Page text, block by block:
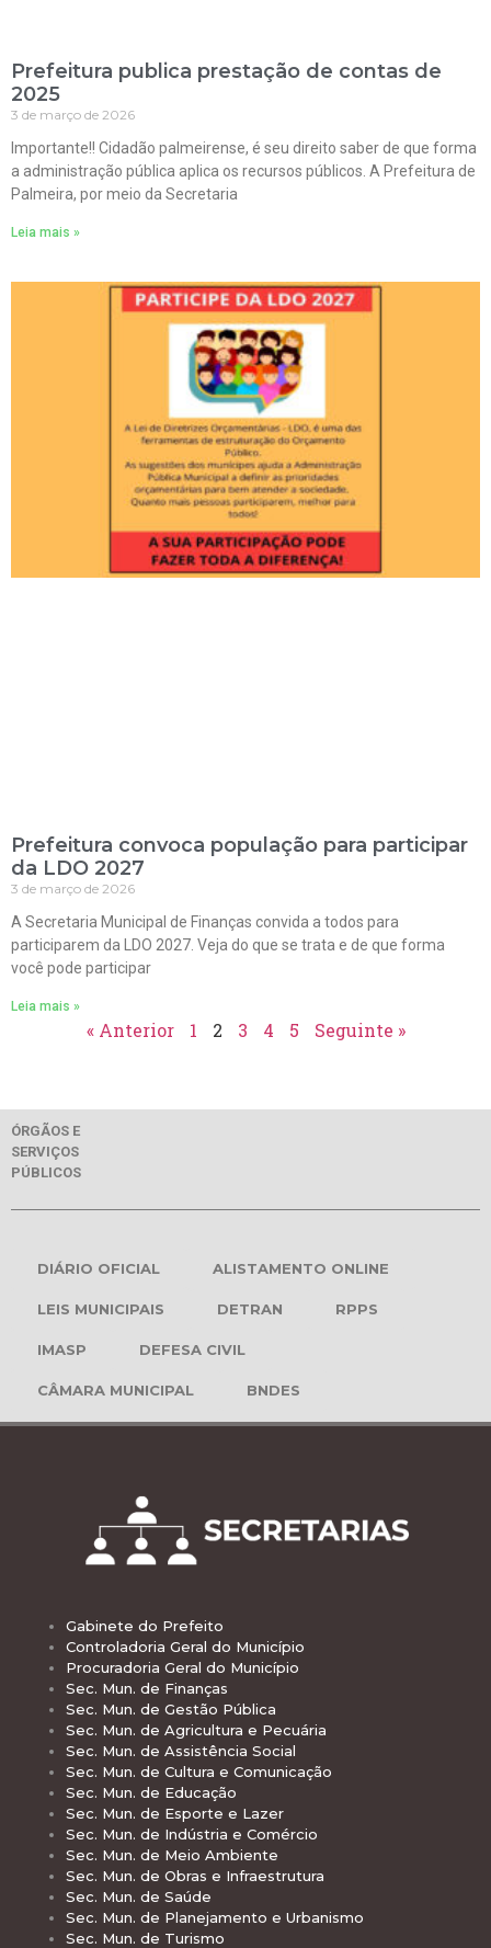
Prefeitura publica prestação de contas de
2025
3 de março de 2026
Importante!! Cidadão palmeirense, é seu direito saber de que forma
a administração pública aplica os recursos públicos. A Prefeitura de
Palmeira, por meio da Secretaria
Leia mais »
Prefeitura convoca população para participar
da LDO 2027
3 de março de 2026
A Secretaria Municipal de Finanças convida a todos para
participarem da LDO 2027. Veja do que se trata e de que forma
você pode participar
Leia mais »
« Anterior 1 2 3 4 5 Seguinte »
ÓRGÃOS E
SERVIÇOS
PÚBLICOS
DIÁRIO OFICIAL ALISTAMENTO ONLINE
LEIS MUNICIPAIS DETRAN RPPS
IMASP DEFESA CIVIL
CÂMARA MUNICIPAL BNDES
Gabinete do Prefeito
Controladoria Geral do Município
Procuradoria Geral do Município
Sec. Mun. de Finanças
Sec. Mun. de Gestão Pública
Sec. Mun. de Agricultura e Pecuária
Sec. Mun. de Assistência Social
Sec. Mun. de Cultura e Comunicação
Sec. Mun. de Educação
Sec. Mun. de Esporte e Lazer
Sec. Mun. de Indústria e Comércio
Sec. Mun. de Meio Ambiente
Sec. Mun. de Obras e Infraestrutura
Sec. Mun. de Saúde
Sec. Mun. de Planejamento e Urbanismo
Sec. Mun. de Turismo